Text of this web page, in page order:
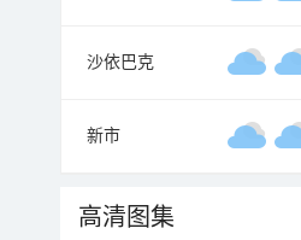
沙依巴克
新市
高清图集